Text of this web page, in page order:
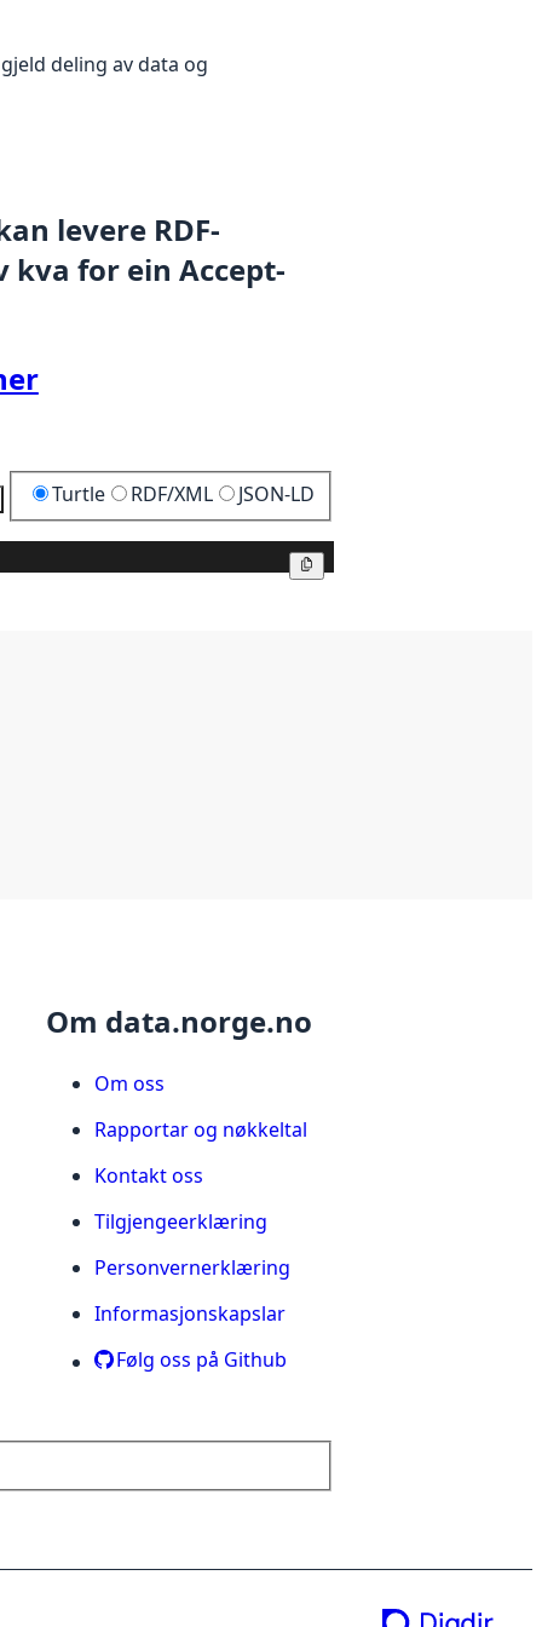
deling av data og
levere RDF-
for ein Accept-
Kopier Turtle RDF/XML JSON-LD
Om data.norge.no
Om oss
Rapportar og nøkkeltal
Kontakt oss
Tilgjengeerklæring
Personvernerklæring
Informasjonskapslar
Følg oss på Github